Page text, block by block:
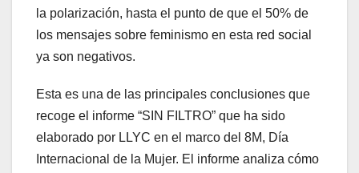
la polarización, hasta el punto de que el 50% de
los mensajes sobre feminismo en esta red social
ya son negativos.
Esta es una de las principales conclusiones que
recoge el informe “SIN FILTRO” que ha sido
elaborado por LLYC en el marco del 8M, Día
Internacional de la Mujer. El informe analiza cómo